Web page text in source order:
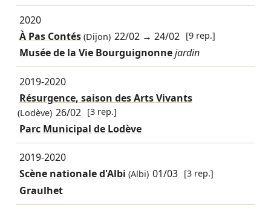
2020
À Pas Contés(Dijon) 22/02 →24/02 [9 rep.]
Musée de la Vie Bourguignonnejardin
2019-2020
Résurgence, saison des Arts Vivants
(Lodève) 26/02 [3 rep.]
Parc Municipal de Lodève
2019-2020
Scène nationale d'Albi (Albi) 01/03 [3 rep.]
Graulhet